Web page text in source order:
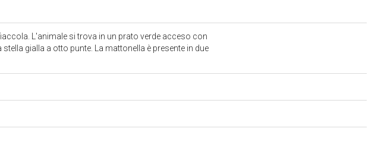
L'animale si trova in un prato verde acceso con
gialla a otto punte. La mattonella è presente in due